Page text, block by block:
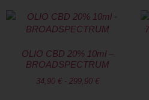
OLIO CBD 20% 10ml –
BROADSPECTRUM
34,90 € - 299,90 €